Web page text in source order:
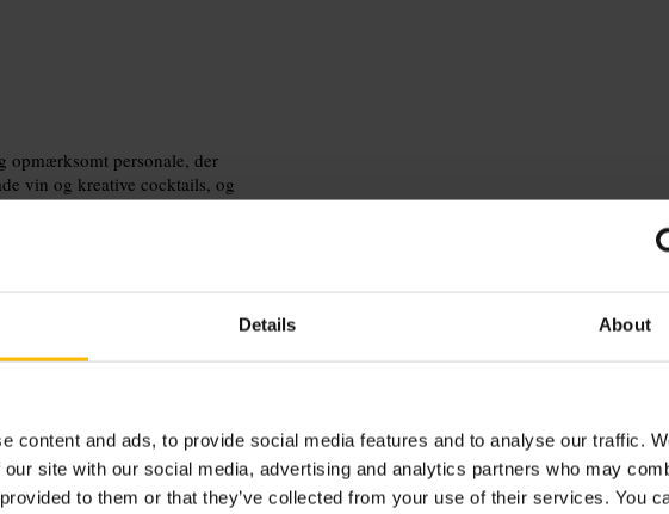
Details About
content and ads, to provide social media features and to analyse our traffic.
site with our social media, advertising and analytics partners who may
to them or that they’ve collected from your use of their services. You
opmærksomt personale, der
vin og kreative cocktails, og
til deling frem for en
Kom alene eller i selskab, stedet